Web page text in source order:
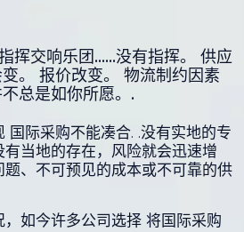
挥交响乐团......没有指挥。 供应
。 报价改变。 物流制约因素
总是如你所愿。.
国际采购不能凑合. .没有实地的专
当地的存在，风险就会迅速增
、不可预见的成本或不可靠的供
如今许多公司选择 将国际采购